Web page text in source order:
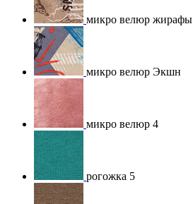
микро велюр жирафы
микро велюр Экшн
микро велюр 4
рогожка 5